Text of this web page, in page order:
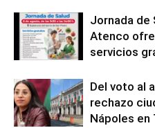
Jornada de
Atenco
servicios
Del voto al
rechazo
Nápoles en